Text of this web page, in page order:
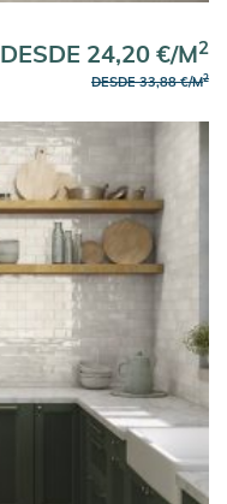
DESDE 24,20 €/M2
DESDE 33,88 €/M2